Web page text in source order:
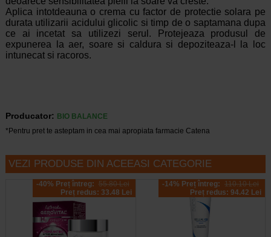
Aplica intotdeauna o crema cu factor de protectie solara pe
durata utilizarii acidului glicolic si timp de o saptamana dupa
ce ai incetat sa utilizezi serul. Protejeaza produsul de
expunerea la aer, soare si caldura si depoziteaza-l la loc
intunecat si racoros.
Producator:
BIO BALANCE
*Pentru pret te asteptam in cea mai apropiata farmacie Catena
VEZI PRODUSE DIN ACEEASI CATEGORIE
-40% Preț întreg: 55.80 Lei
Preț redus: 33.48 Lei
-14% Preț întreg: 110.10 Lei
Preț redus: 94.42 Lei